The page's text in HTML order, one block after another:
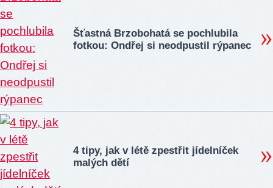
Šťastná Brzobohatá se pochlubila
fotkou: Ondřej si neodpustil rýpanec
4 tipy, jak v létě zpestřit jídelníček
malých dětí